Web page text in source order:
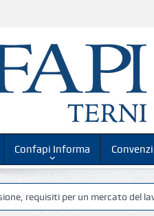
Confapi Informa
per un mercato del lavoro